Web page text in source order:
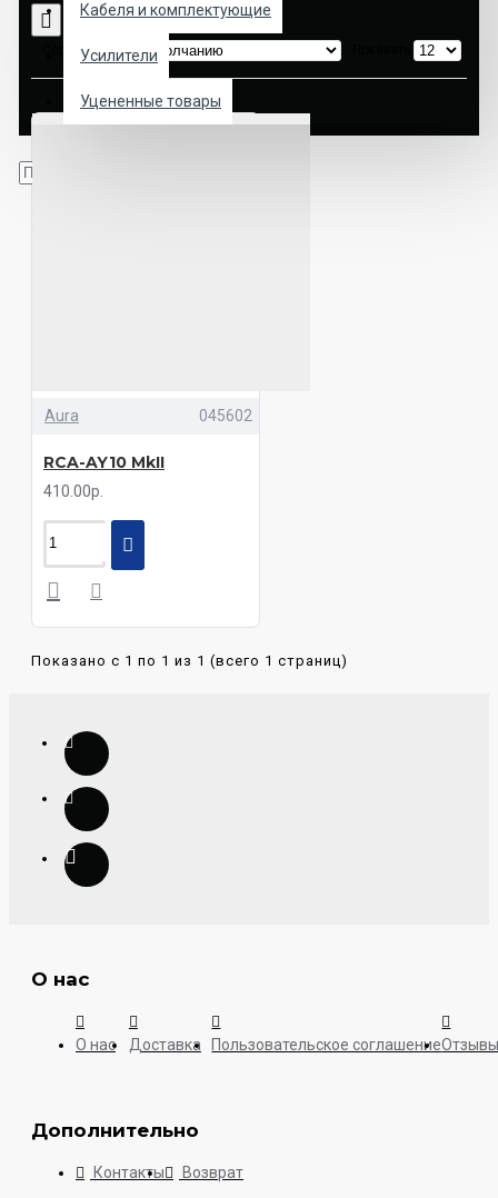
Кабеля и комплектующие
Усилители
Уцененные товары
Сортировка:
Aura 045602
RCA-AY10 MkII
410.00р.
Показано с 1 по 1 из 1 (всего 1 страниц)
О нас
О нас Доставка Пользовательское соглашение
Дополнительно
Контакты Возврат